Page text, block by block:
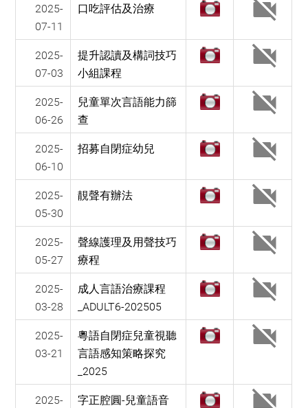
2025-
07-11
口吃評估及治療
2025-
07-03
提升認讀及構詞技巧
小組課程
2025-
06-26
兒童單次言語能力篩
查
2025-
06-10
招募自閉症幼兒
2025-
05-30
靚聲有辦法
2025-
05-27
聲線護理及用聲技巧
療程
2025-
03-28
成人言語治療課程
_ADULT6-202505
2025-
03-21
粵語自閉症兒童視聽
言語感知策略探究
_2025
2025-
字正腔圓-兒童語音